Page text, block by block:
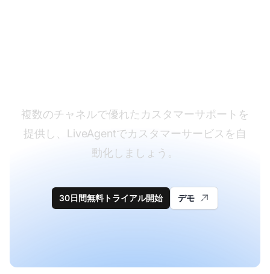
複数のチャネルで優れたカスタマーサポートを
提供し、LiveAgentでカスタマーサービスを自
動化しましょう。
30日間無料トライアル開始 デモ